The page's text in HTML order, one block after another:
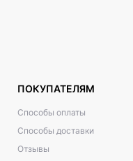
ПОКУПАТЕЛЯМ
Способы оплаты
Способы доставки
Отзывы